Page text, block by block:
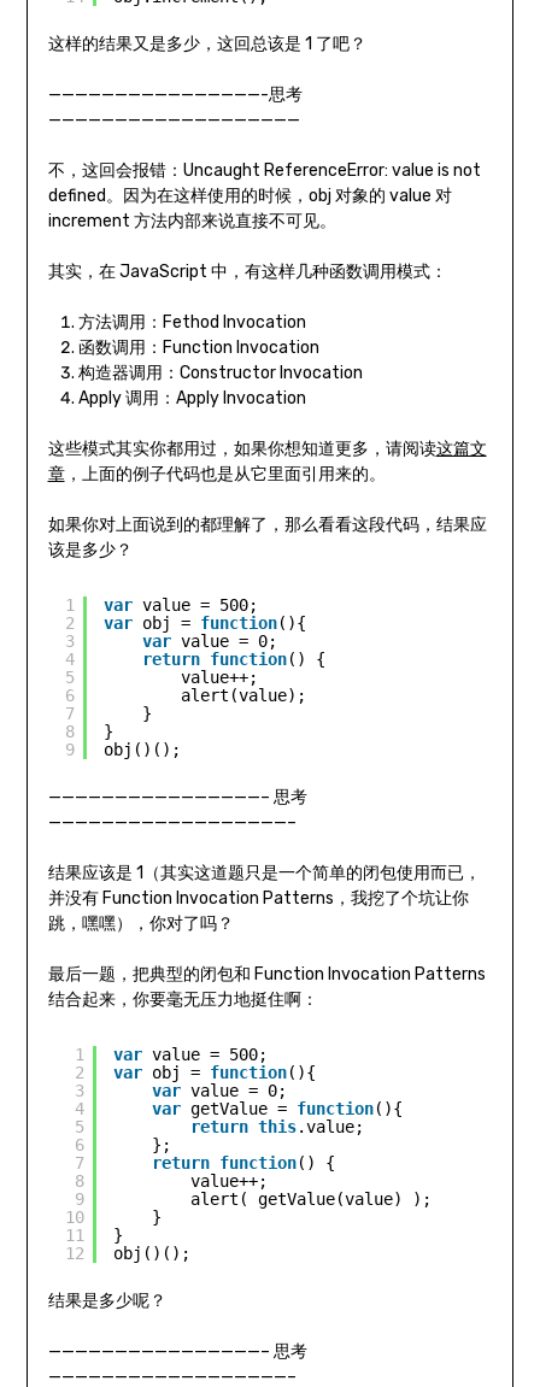
这样的结果又是多少，这回总该是 1 了吧？
————————————————-思考
———————————————————
不，这回会报错：Uncaught ReferenceError: value is not
defined。因为在这样使用的时候，obj 对象的 value 对
increment 方法内部来说直接不可见。
其实，在 JavaScript 中，有这样几种函数调用模式：
方法调用：Fethod Invocation
函数调用：Function Invocation
构造器调用：Constructor Invocation
Apply 调用：Apply Invocation
这些模式其实你都用过，如果你想知道更多，请阅读这篇文
章，上面的例子代码也是从它里面引用来的。
如果你对上面说到的都理解了，那么看看这段代码，结果应
该是多少？
1
2
3
4
5
6
7
8
9
var value = 500;
var obj = function(){
var value = 0;
return function() {
value++;
alert(value);
}
}
obj()();
————————————————– 思考
——————————————————–
结果应该是 1（其实这道题只是一个简单的闭包使用而已，
并没有 Function Invocation Patterns，我挖了个坑让你
跳，嘿嘿），你对了吗？
最后一题，把典型的闭包和 Function Invocation Patterns
结合起来，你要毫无压力地挺住啊：
1
2
3
4
5
6
7
8
9
10
11
12
var value = 500;
var obj = function(){
var value = 0;
var getValue = function(){
return this.value;
};
return function() {
value++;
alert( getValue(value) );
}
}
obj()();
结果是多少呢？
————————————————– 思考
——————————————————–